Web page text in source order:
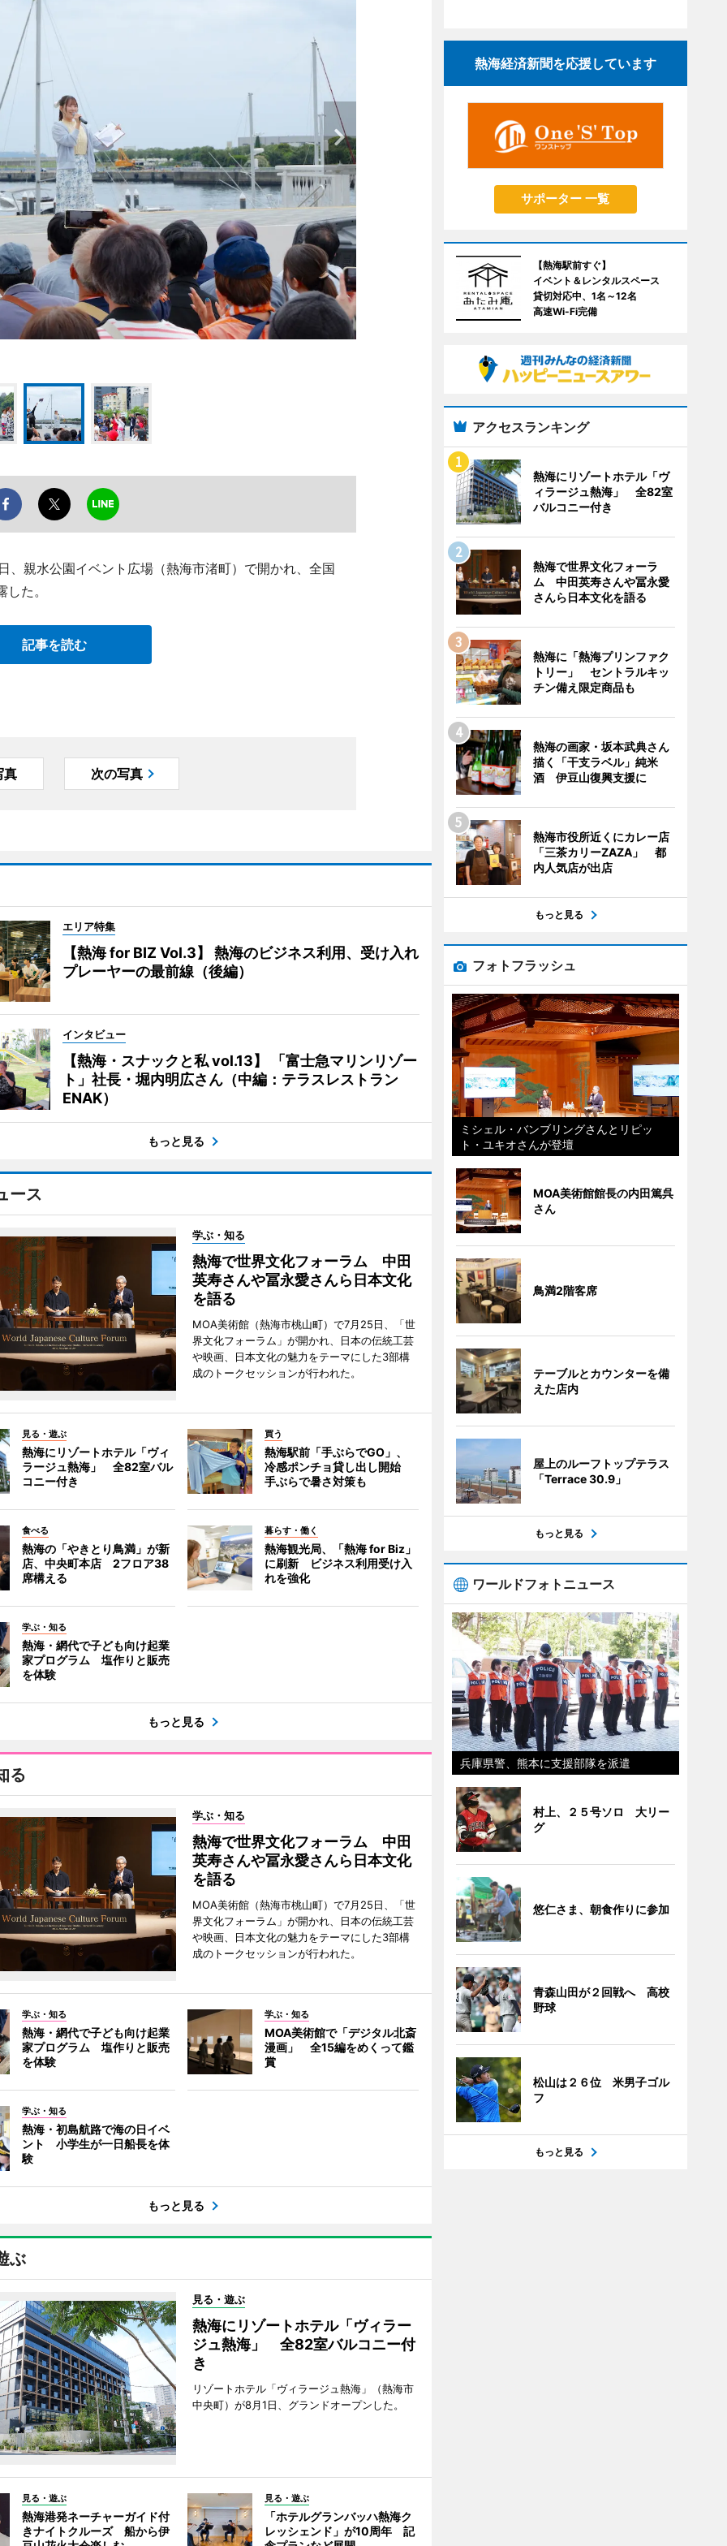
親水公園イベント広場（熱海市渚町）で開かれ、全国
た。
記事を読む
真 次の写真
エリア特集
【熱海 for BIZ Vol.3】 熱海のビジネス利用、受け入れ
プレーヤーの最前線（後編）
インタビュー
【熱海・スナックと私 vol.13】 「富士急マリンリゾー
ト」社長・堀内明広さん（中編：テラスレストラン
ENAK）
もっと見る
ース
学ぶ・知る
熱海で世界文化フォーラム 中田
英寿さんや冨永愛さんら日本文化
を語る
MOA美術館（熱海市桃山町）で7月25日、「世
界文化フォーラム」が開かれ、日本の伝統工芸
や映画、日本文化の魅力をテーマにした3部構
成のトークセッションが行われた。
見る・遊ぶ
熱海にリゾートホテル「ヴィ
ラージュ熱海」 全82室バル
コニー付き
買う
熱海駅前「手ぶらでGO」、
冷感ポンチョ貸し出し開始
手ぶらで暑さ対策も
食べる
熱海の「やきとり鳥満」が新
店、中央町本店 2フロア38
席構える
暮らす・働く
熱海観光局、「熱海 for Biz」
に刷新 ビジネス利用受け入
れを強化
学ぶ・知る
熱海・網代で子ども向け起業
家プログラム 塩作りと販売
を体験
もっと見る
る
学ぶ・知る
熱海で世界文化フォーラム 中田
英寿さんや冨永愛さんら日本文化
を語る
MOA美術館（熱海市桃山町）で7月25日、「世
界文化フォーラム」が開かれ、日本の伝統工芸
や映画、日本文化の魅力をテーマにした3部構
成のトークセッションが行われた。
学ぶ・知る
熱海・網代で子ども向け起業
家プログラム 塩作りと販売
を体験
学ぶ・知る
MOA美術館で「デジタル北斎
漫画」 全15編をめくって鑑
賞
学ぶ・知る
熱海・初島航路で海の日イベ
ント 小学生が一日船長を体
験
もっと見る
ぶ
見る・遊ぶ
熱海にリゾートホテル「ヴィラー
ジュ熱海」 全82室バルコニー付
き
リゾートホテル「ヴィラージュ熱海」（熱海市
中央町）が8月1日、グランドオープンした。
見る・遊ぶ
熱海港発ネーチャーガイド付
きナイトクルーズ 船から伊
見る・遊ぶ
「ホテルグランバッハ熱海ク
レッシェンド」が10周年 記
熱海経済新聞を応援しています
サポーター 一覧
【熱海駅前すぐ】
イベント＆レンタルスペース
貸切対応中、1名～12名
高速Wi-Fi完備
アクセスランキング
熱海にリゾートホテル「ヴ
ィラージュ熱海」 全82室
バルコニー付き
熱海で世界文化フォーラ
ム 中田英寿さんや冨永愛
さんら日本文化を語る
熱海に「熱海プリンファク
トリー」 セントラルキッ
チン備え限定商品も
熱海の画家・坂本武典さん
描く「干支ラベル」純米
酒 伊豆山復興支援に
熱海市役所近くにカレー店
「三茶カリーZAZA」 都
内人気店が出店
もっと見る
フォトフラッシュ
ミシェル・バンブリングさんとリピッ
ト・ユキオさんが登壇
MOA美術館館長の内田篤呉
さん
鳥満2階客席
テーブルとカウンターを備
えた店内
屋上のルーフトップテラス
「Terrace 30.9」
もっと見る
ワールドフォトニュース
兵庫県警、熊本に支援部隊を派遣
村上、２５号ソロ 大リー
グ
悠仁さま、朝食作りに参加
青森山田が２回戦へ 高校
野球
松山は２６位 米男子ゴル
フ
もっと見る